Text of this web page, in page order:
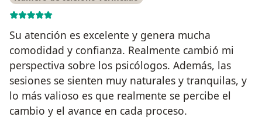
Su atención es excelente y genera mucha
comodidad y confianza. Realmente cambió mi
perspectiva sobre los psicólogos. Además, las
sesiones se sienten muy naturales y tranquilas, y
lo más valioso es que realmente se percibe el
cambio y el avance en cada proceso.